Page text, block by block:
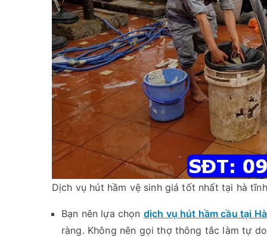
Dịch vụ hút hầm vệ sinh giá tốt nhất tại hà tĩnh
Bạn nên lựa chọn dịch vụ hút hầm cầu tại
ràng. Không nên gọi thợ thông tắc làm tự